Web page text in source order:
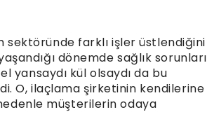
sektöründe farklı işler üstlendiğini
dönemde sağlık sorunları
yansaydı kül olsaydı da bu
O, ilaçlama şirketinin kendilerine
müşterilerin odaya